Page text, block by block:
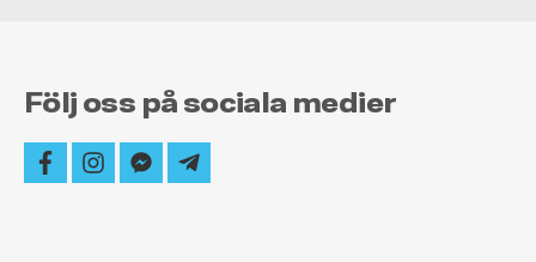
Följ oss på sociala medier
facebookinstagram
facebook-
messenger
telegram-
plane